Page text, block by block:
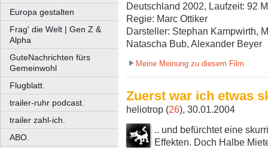
Europa gestalten
Frag' die Welt | Gen Z &
Alpha
GuteNachrichten fürs
Gemeinwohl
Flugblatt.
trailer-ruhr podcast.
trailer zahl-ich.
ABO.
Deutschland 2002, Laufzeit: 92
Regie: Marc Ottiker
Darsteller: Stephan Kampwirth,
Natascha Bub, Alexander Beyer
Meine Meinung zu diesem Film
Zuerst war ich etwas
heliotrop (26), 30.01.2004
.. und befürchtet eine
Effekten. Doch Halbe